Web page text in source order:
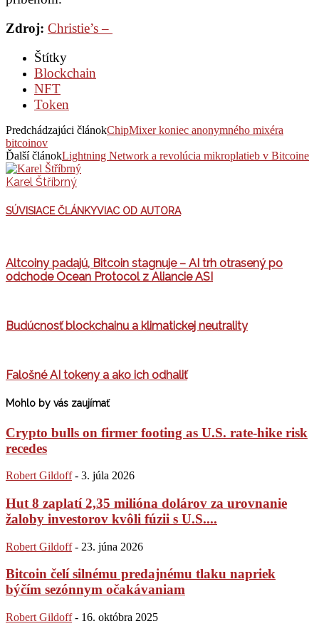
Zdroj: Christie’s –
Štítky
Blockchain
NFT
Token
Predchádzajúci článokChipMixer koniec anonymného mixéra
bitcoinov
Ďalší článokLightning Network a revolúcia mikroplatieb v Bitcoine
Karel Štříbrný
SÚVISIACE ČLÁNKYVIAC OD AUTORA
Altcoiny padajú, Bitcoin stagnuje – AI trh otrasený po
odchode Ocean Protocol z Aliancie ASI
Budúcnosť blockchainu a klimatickej neutrality
Falošné AI tokeny a ako ich odhaliť
Mohlo by vás zaujímať
Crypto bulls on firmer footing as U.S. rate-hike risk
recedes
Robert Gildoff - 3. júla 2026
Hut 8 zaplatí 2,35 milióna dolárov za urovnanie
žaloby investorov kvôli fúzii s U.S....
Robert Gildoff - 23. júna 2026
Bitcoin čelí silnému predajnému tlaku napriek
býčím sezónnym očakávaniam
Robert Gildoff - 16. októbra 2025